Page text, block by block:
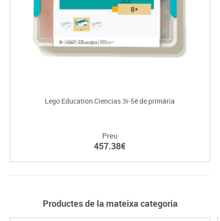
Lego Education Ciencias 3r-5è de primària
Preu
457.38€
Productes de la mateixa categoria